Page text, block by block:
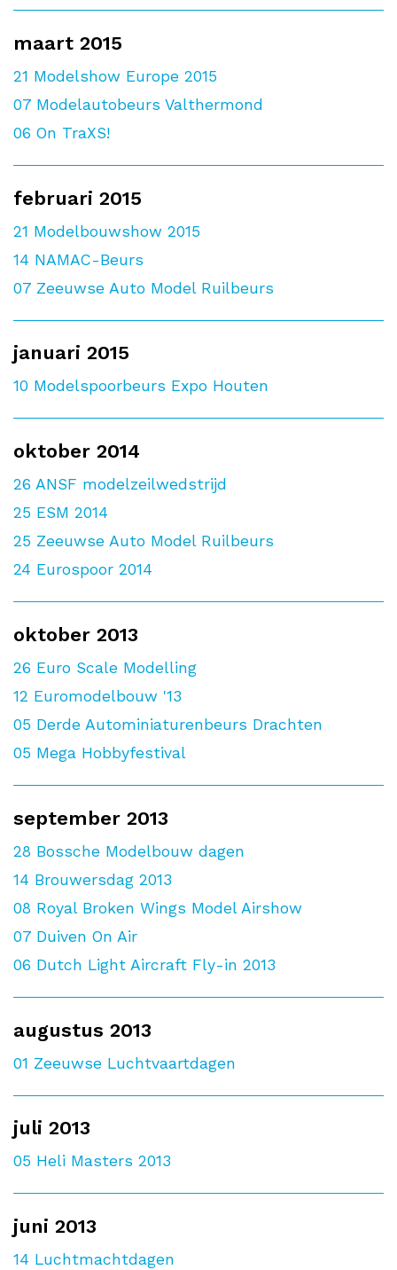
maart 2015
21 Modelshow Europe 2015
07 Modelautobeurs Valthermond
06 On TraXS!
februari 2015
21 Modelbouwshow 2015
14 NAMAC-Beurs
07 Zeeuwse Auto Model Ruilbeurs
januari 2015
10 Modelspoorbeurs Expo Houten
oktober 2014
26 ANSF modelzeilwedstrijd
25 ESM 2014
25 Zeeuwse Auto Model Ruilbeurs
24 Eurospoor 2014
oktober 2013
26 Euro Scale Modelling
12 Euromodelbouw '13
05 Derde Autominiaturenbeurs Drachten
05 Mega Hobbyfestival
september 2013
28 Bossche Modelbouw dagen
14 Brouwersdag 2013
08 Royal Broken Wings Model Airshow
07 Duiven On Air
06 Dutch Light Aircraft Fly-in 2013
augustus 2013
01 Zeeuwse Luchtvaartdagen
juli 2013
05 Heli Masters 2013
juni 2013
14 Luchtmachtdagen